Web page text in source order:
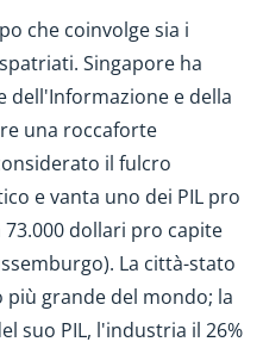
che coinvolge sia i
Singapore ha
dell'Informazione e della
una roccaforte
il fulcro
e vanta uno dei PIL pro
dollari pro capite
La città-stato
grande del mondo; la
suo PIL, l'industria il 26%